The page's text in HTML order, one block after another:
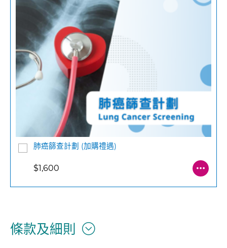
肺癌篩查計劃 (加購禮遇)
$1,600
條款及細則